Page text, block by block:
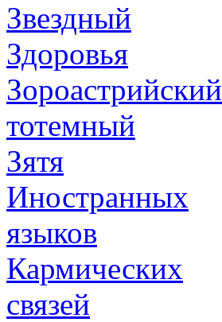
Звездный
Здоровья
Зороастрийский
тотемный
Зятя
Иностранных
языков
Кармических
связей